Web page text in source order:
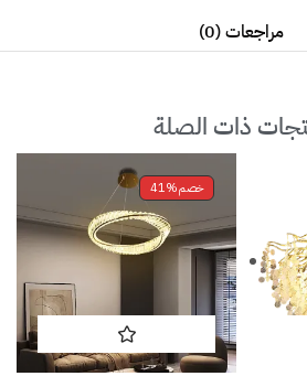
مراجعات (0)
ذات الصلة
خصم41%